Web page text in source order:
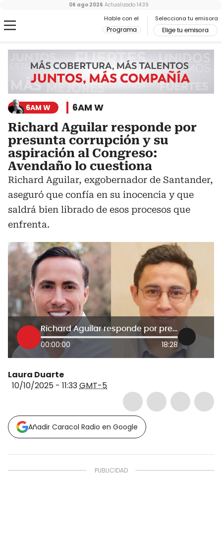
Hable con el
Programa
Selecciona tu emisora
Elige tu emisora
06 ago 2026 Actualizado 14:39
6AM W 6AM W
Richard Aguilar responde por
presunta corrupción y su
aspiración al Congreso:
Avendaño lo cuestiona
Richard Aguilar, exgobernador de Santander,
aseguró que confía en su inocencia y que
saldrá bien librado de esos procesos que
enfrenta.
Richard Aguilar responde por presunta corrupción y su aspiración al Congreso: Avendaño lo cuestionó
00:00:00 18:28
Laura Duarte
10/10/2025 - 11:33GMT-5
Añadir Caracol Radio en Google